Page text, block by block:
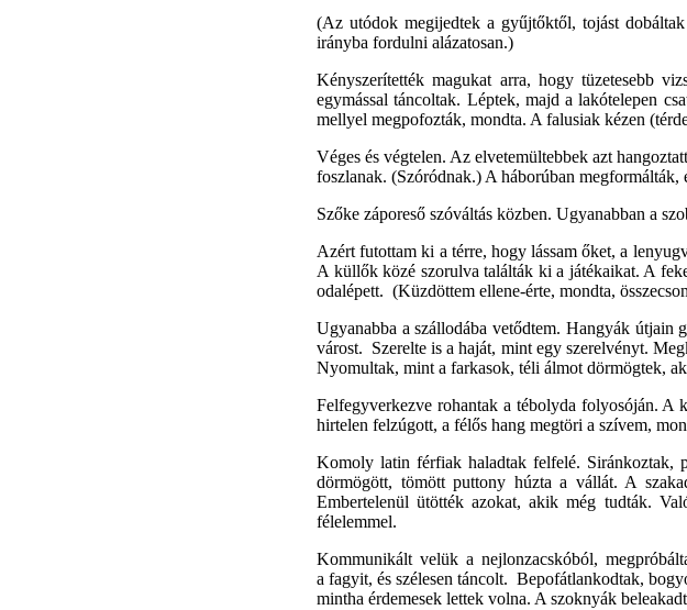
(Az utódok megijedtek a gyűjtőktől, tojást
irányba fordulni alázatosan.)
Kényszerítették magukat arra, hogy tüzetesebb
egymással táncoltak. Léptek, majd a lakótelepen
mellyel megpofozták, mondta. A falusiak kézen
Véges és végtelen. Az elvetemültebbek azt
foszlanak. (Szóródnak.) A háborúban
Szőke záporeső szóváltás közben. Ugyanabban a
Azért futottam ki a térre, hogy lássam őket, a
A küllők közé szorulva találták ki a játékaikat. A
odalépett. (Küzdöttem ellene-érte, mondta,
Ugyanabba a szállodába vetődtem. Hangyák útjain
várost. Szerelte is a haját, mint egy szerelvényt.
Nyomultak, mint a farkasok, téli álmot dörmögtek,
Felfegyverkezve rohantak a tébolyda folyosóján. A
hirtelen felzúgott, a félős hang megtöri a szívem,
Komoly latin férfiak haladtak felfelé. Siránkoztak,
dörmögött, tömött puttony húzta a vállát. A
Embertelenül ütötték azokat, akik még tudták.
félelemmel.
Kommunikált velük a nejlonzacskóból,
a fagyit, és szélesen táncolt. Bepofátlankodtak,
mintha érdemesek lettek volna. A szoknyák